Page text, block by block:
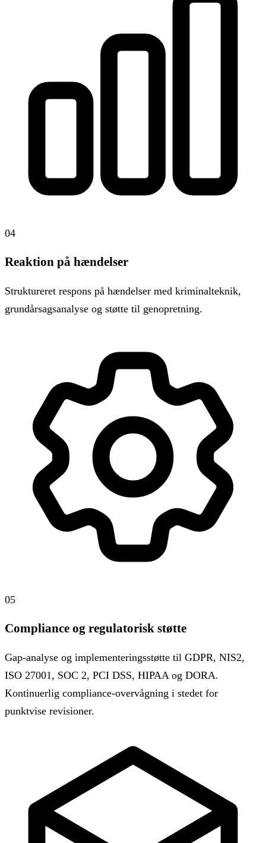
04
Reaktion på hændelser
Struktureret respons på hændelser med kriminalteknik,
grundårsagsanalyse og støtte til genopretning.
05
Compliance og regulatorisk støtte
Gap-analyse og implementeringsstøtte til GDPR, NIS2,
ISO 27001, SOC 2, PCI DSS, HIPAA og DORA.
Kontinuerlig compliance-overvågning i stedet for
punktvise revisioner.